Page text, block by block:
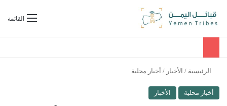
القائمةبحث عن
الرئيسية / الأخبار / أخبار محلية
أخبار محلية الأخبار